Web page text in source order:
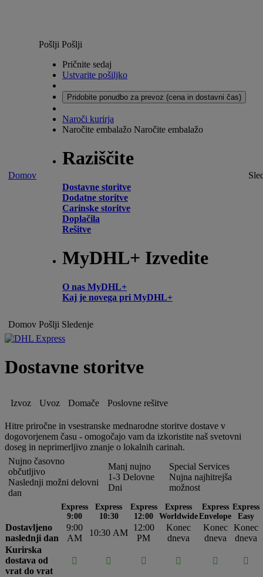
Domov
Pošlji Pošlji
Pričnite sedaj
Ustvarite pošiljko
Pridobite ponudbo za prevoz (cena in dostavni čas)
Naroči kurirja
Naročite embalažo Naročite embalažo
Raziščite
Dostavne storitve
Dodatne storitve
Carinske storitve
Doplačila
Rešitve
MyDHL+ Izvedite
O nas MyDHL+
Kaj je novega pri MyDHL+
Domov Pošlji Sledenje
Dostavne storitve
Izvoz Uvoz Domače Poslovne rešitve
Hitre priročne in vsestranske mednarodne storitve dostave v
dogovorjenem času - omogočajo vam da izkoristite naš svetovni
doseg in neprimerljivo znanje o lokalnih carinah.
Nujno časovno
občutljivo
Naslednji možni delovni
dan
Manj nujno
1-3 Delovne
Dni
Special Services
Nujna najhitrejša
možnost
Express
9:00
Express
10:30
Express
12:00
Express
Worldwide
Express
Envelope
Express
Easy
Dostavljeno
naslednji dan
9:00
AM
10:30 AM
12:00
PM
Konec
dneva
Konec
dneva
Konec
dneva
Kurirska
dostava od
vrat do vrat
     